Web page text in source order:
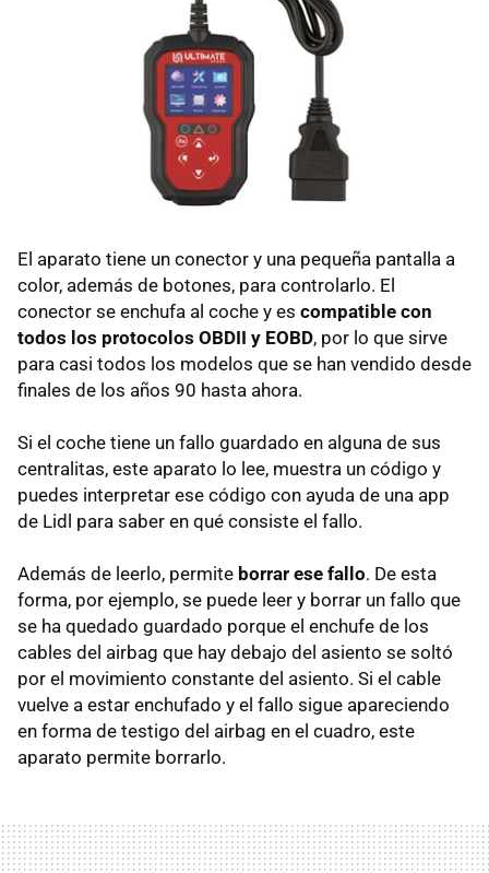
El aparato tiene un conector y una pequeña pantalla a
color, además de botones, para controlarlo. El
conector se enchufa al coche y es compatible con
todos los protocolos OBDII y EOBD, por lo que sirve
para casi todos los modelos que se han vendido desde
finales de los años 90 hasta ahora.
Si el coche tiene un fallo guardado en alguna de sus
centralitas, este aparato lo lee, muestra un código y
puedes interpretar ese código con ayuda de una app
de Lidl para saber en qué consiste el fallo.
Además de leerlo, permite borrar ese fallo. De esta
forma, por ejemplo, se puede leer y borrar un fallo que
se ha quedado guardado porque el enchufe de los
cables del airbag que hay debajo del asiento se soltó
por el movimiento constante del asiento. Si el cable
vuelve a estar enchufado y el fallo sigue apareciendo
en forma de testigo del airbag en el cuadro, este
aparato permite borrarlo.